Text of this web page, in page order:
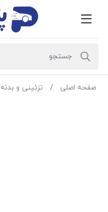
صفحه اصلی تزئینی و بدنه